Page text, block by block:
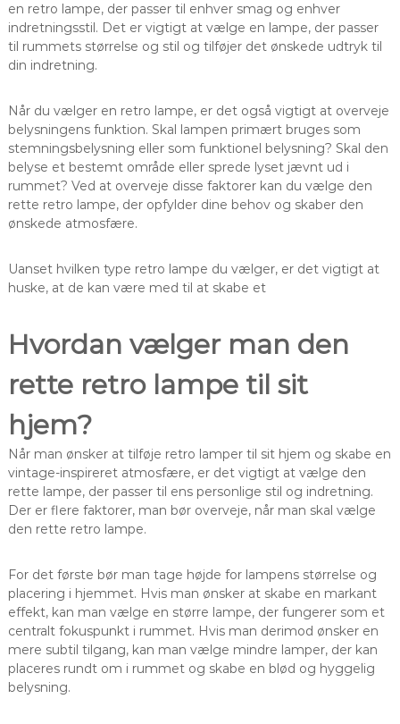
en retro lampe, der passer til enhver smag og enhver
indretningsstil. Det er vigtigt at vælge en lampe, der passer
til rummets størrelse og stil og tilføjer det ønskede udtryk til
din indretning.
Når du vælger en retro lampe, er det også vigtigt at overveje
belysningens funktion. Skal lampen primært bruges som
stemningsbelysning eller som funktionel belysning? Skal den
belyse et bestemt område eller sprede lyset jævnt ud i
rummet? Ved at overveje disse faktorer kan du vælge den
rette retro lampe, der opfylder dine behov og skaber den
ønskede atmosfære.
Uanset hvilken type retro lampe du vælger, er det vigtigt at
huske, at de kan være med til at skabe et
Hvordan vælger man den
rette retro lampe til sit
hjem?
Når man ønsker at tilføje retro lamper til sit hjem og skabe en
vintage-inspireret atmosfære, er det vigtigt at vælge den
rette lampe, der passer til ens personlige stil og indretning.
Der er flere faktorer, man bør overveje, når man skal vælge
den rette retro lampe.
For det første bør man tage højde for lampens størrelse og
placering i hjemmet. Hvis man ønsker at skabe en markant
effekt, kan man vælge en større lampe, der fungerer som et
centralt fokuspunkt i rummet. Hvis man derimod ønsker en
mere subtil tilgang, kan man vælge mindre lamper, der kan
placeres rundt om i rummet og skabe en blød og hyggelig
belysning.